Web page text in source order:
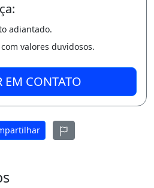
adiantado.
valores duvidosos.
EM CONTATO